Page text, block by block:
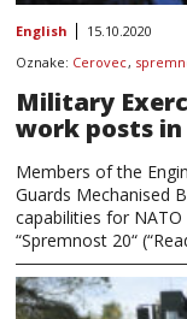
English
15.10.2020
Oznake: Cerovec,
Military
work posts in
Members of the
Guards Mechanised
capabilities for
“Spremnost 20“